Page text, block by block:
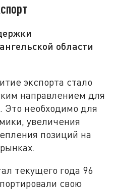
области
экспорта стало
направлением для
Это необходимо для
увеличения
позиций на
текущего года 96
свою